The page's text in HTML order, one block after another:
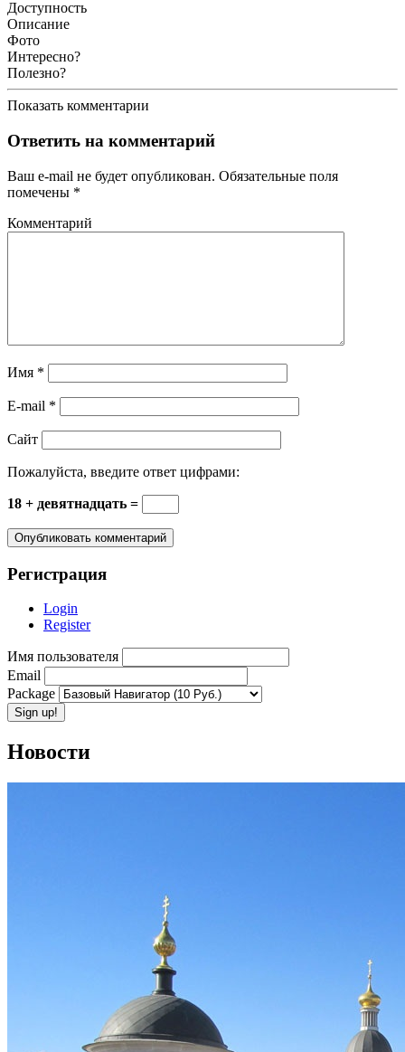
Доступность
Описание
Фото
Интересно?
Полезно?
Показать комментарии
Ответить на комментарий
Ваш e-mail не будет опубликован. Обязательные поля
помечены *
Комментарий
Имя *
E-mail *
Сайт
Пожалуйста, введите ответ цифрами:
18 + девятнадцать =
Регистрация
Login
Register
Имя пользователя
Email
Package
Новости